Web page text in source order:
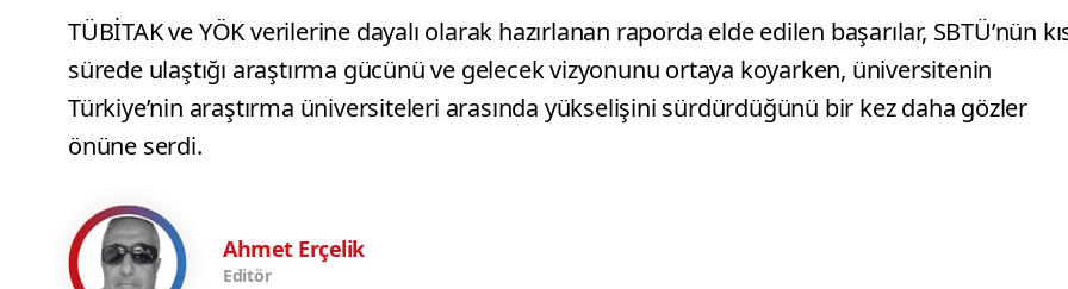
TÜBİTAK ve YÖK verilerine dayalı olarak hazırlanan raporda elde edilen başarılar, SBTÜ’nün
sürede ulaştığı araştırma gücünü ve gelecek vizyonunu ortaya koyarken, üniversitenin
Türkiye’nin araştırma üniversiteleri arasında yükselişini sürdürdüğünü bir kez daha gözler
önüne serdi.
Ahmet Erçelik
Editör